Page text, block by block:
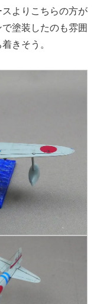
よりこちらの方が
塗装したのも雰囲
きそう。